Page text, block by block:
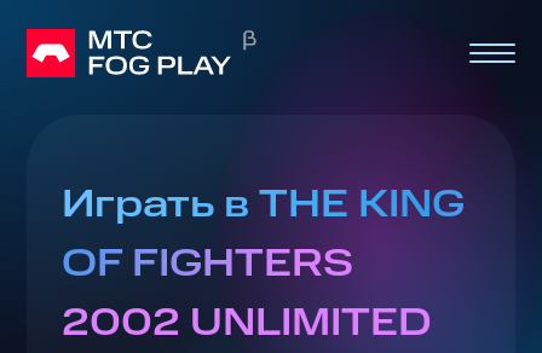
Играть в THE KING
OF FIGHTERS
2002 UNLIMITED